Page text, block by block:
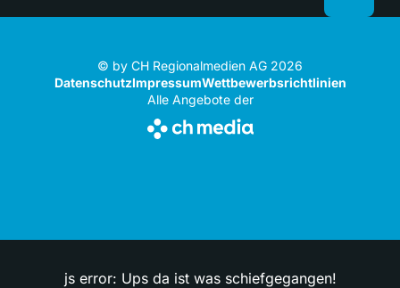
© by CH Regionalmedien AG 2026
DatenschutzImpressumWettbewerbsrichtlinien
Alle Angebote der
js error: Ups da ist was schiefgegangen!